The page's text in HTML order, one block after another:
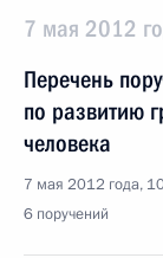
7 мая 2012
Перечень
по развитию
человека
7 мая 2012 года,
6 поручений